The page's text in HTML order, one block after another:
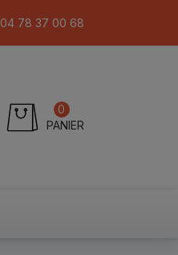
04 78 37 00 68
PANIER
0